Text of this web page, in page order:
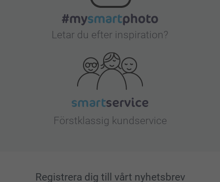
Letar du efter inspiration?
Förstklassig kundservice
Registrera dig till vårt nyhetsbrev